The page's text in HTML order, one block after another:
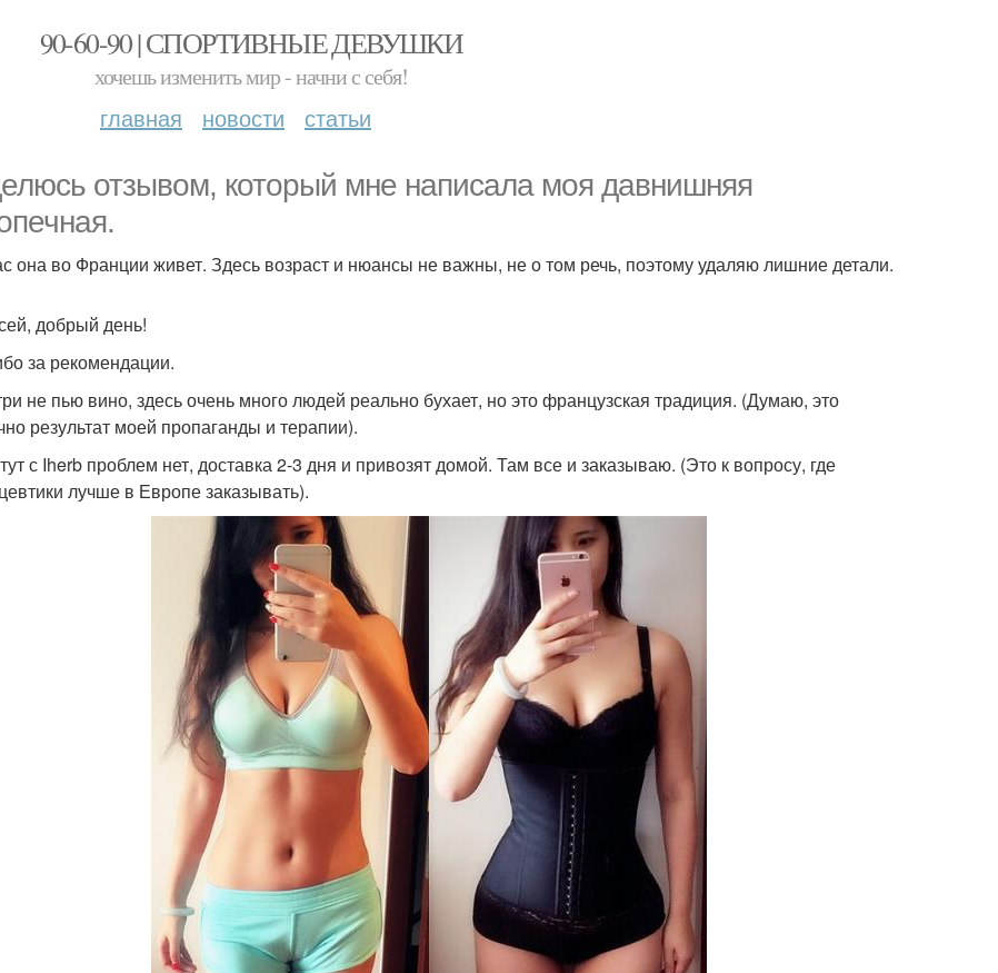
90-60-90 | СПОРТИВНЫЕ ДЕВУШКИ
хочешь изменить мир - начни с себя!
главная новости статьи
отзывом, который мне написала моя давнишняя
она во Франции живет. Здесь возраст и нюансы не важны, не о том речь, поэтому удаляю лишние детали.
добрый день!
за рекомендации.
не пью вино, здесь очень много людей реально бухает, но это французская традиция. (Думаю, это
результат моей пропаганды и терапии).
с Iherb проблем нет, доставка 2-3 дня и привозят домой. Там все и заказываю. (Это к вопросу, где
лучше в Европе заказывать).